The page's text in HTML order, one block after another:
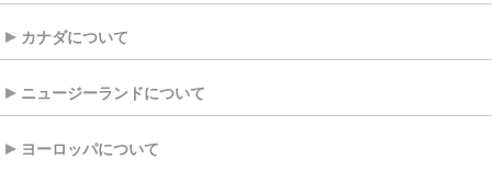
カナダについて
ニュージーランドについて
ヨーロッパについて